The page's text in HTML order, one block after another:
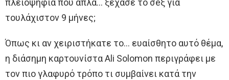
πλειοψηφία που απλά… ξέχασε το σeξ για
τουλάχιστον 9 μήνες;
Όπως κι αν χειριστήκατε το… ευαίσθητο αυτό θέμα,
η διάσημη καρτουνίστα Ali Solomon περιγράφει με
τον πιο γλαφυρό τρόπο τι συμβαίνει κατά την